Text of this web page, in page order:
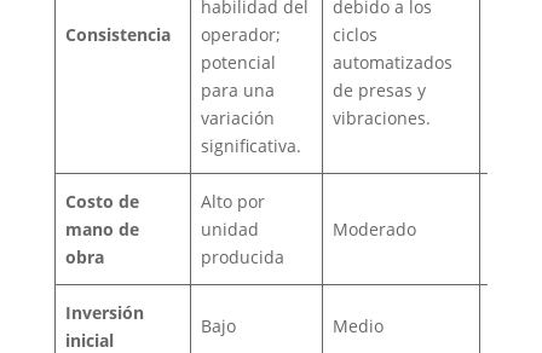
Consistencia
habilidad del
operador;
potencial
para una
variación
significativa.
debido a los
ciclos
automatizados
de presas y
vibraciones.
Costo de
mano de
obra
Alto por
unidad
producida
Moderado
Inversión
inicial
Bajo Medio